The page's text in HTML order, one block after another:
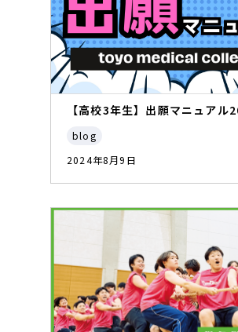
【高校3年生】出願マニュアル
blog
2024年8月9日